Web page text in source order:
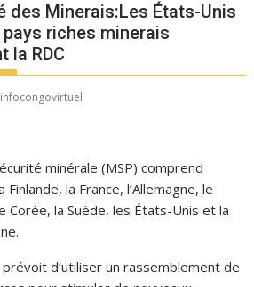
des Minerais:Les États-Unis
riches minerais
la RDC
infocongovirtuel
minérale (MSP) comprend
Finlande, la France, l’Allemagne, le
Corée, la Suède, les États-Unis et la
prévoit d’utiliser un rassemblement de